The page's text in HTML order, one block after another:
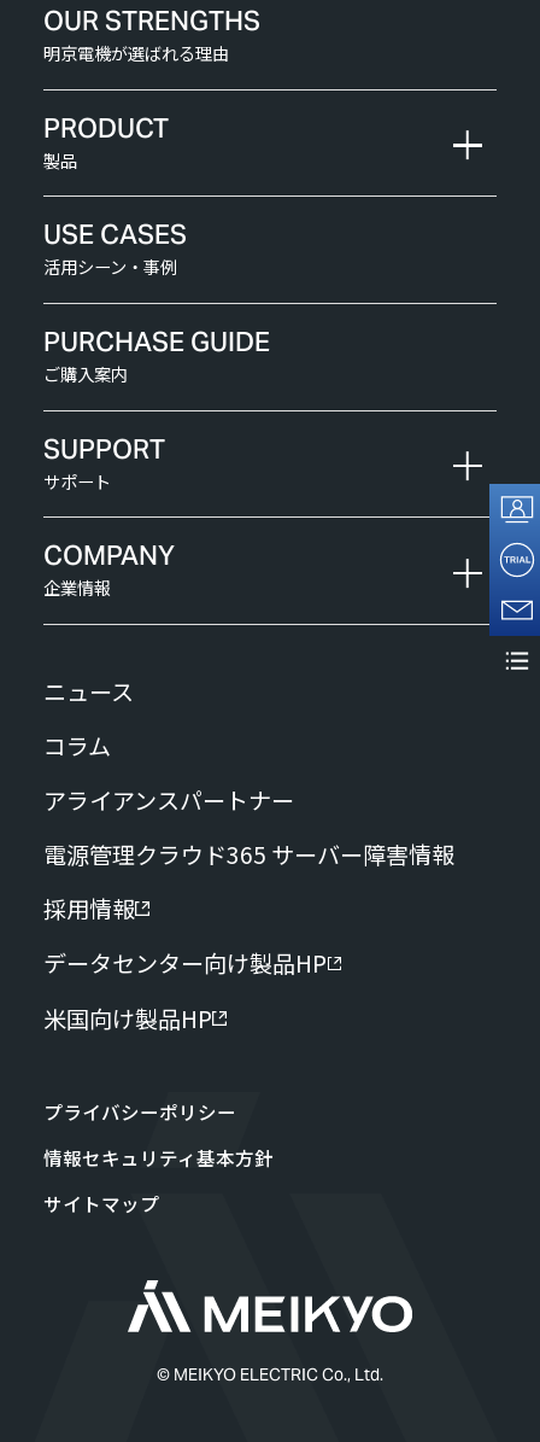
OUR STRENGTHS
明京電機が選ばれる理由
PRODUCT
製品
USE CASES
活用シーン・事例
PURCHASE GUIDE
ご購入案内
SUPPORT
サポート
COMPANY
企業情報
ニュース
コラム
アライアンスパートナー
電源管理クラウド365 サーバー障害情報
採用情報
データセンター向け製品HP
米国向け製品HP
プライバシーポリシー
情報セキュリティ基本方針
サイトマップ
© MEIKYO ELECTRIC Co., Ltd.